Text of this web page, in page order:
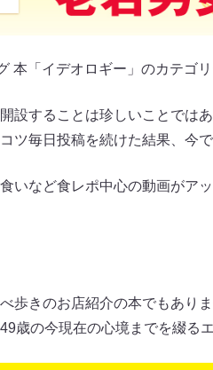
本「イデオロギー」のカテゴ
設することは珍しいことでは
ツ毎日投稿を続けた結果、今
いなど食レポ中心の動画がア
歩きのお店紹介の本でもありま
歳の今現在の心境までを綴るエ